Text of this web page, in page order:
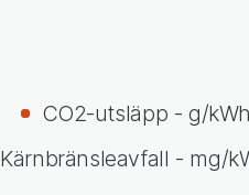
CO2-utsläpp - g/
Kärnbränsleavfall - mg/